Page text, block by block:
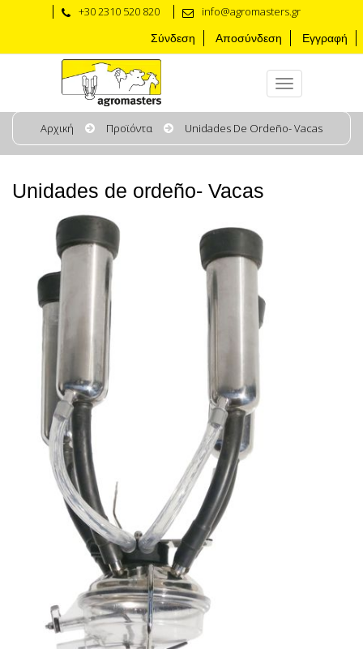
+30 2310 520 820 info@agromasters.gr
Σύνδεση Αποσύνδεση Εγγραφή
Αρχική Προϊόντα Unidades De Ordeño- Vacas
Unidades de ordeño- Vacas